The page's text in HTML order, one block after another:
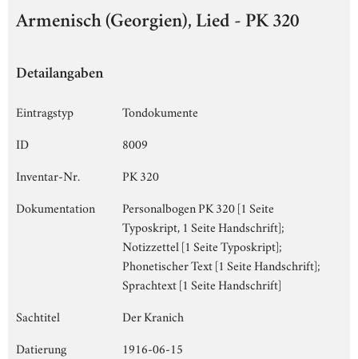
Armenisch (Georgien), Lied - PK 320
Detailangaben
Eintragstyp
Tondokumente
ID
8009
Inventar-Nr.
PK 320
Dokumentation
Personalbogen PK 320 [1 Seite
Typoskript, 1 Seite Handschrift];
Notizzettel [1 Seite Typoskript];
Phonetischer Text [1 Seite Handschrift];
Sprachtext [1 Seite Handschrift]
Sachtitel
Der Kranich
Datierung
1916-06-15